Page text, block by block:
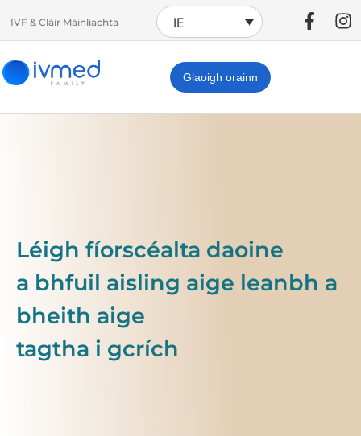
IVF & Cláir Máinliachta IE
Glaoigh orainn
Léigh fíorscéalta daoine
a bhfuil aisling aige leanbh a
bheith aige
tagtha i gcrích